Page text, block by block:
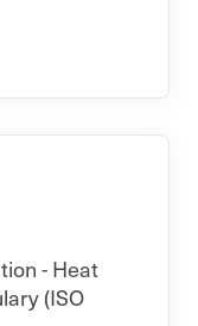
- Heat
(ISO